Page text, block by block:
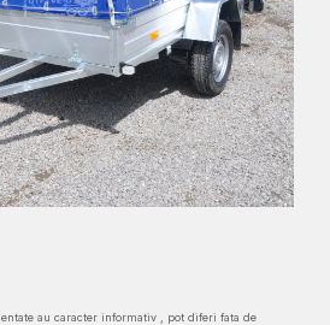
au caracter informativ , pot diferi fata de